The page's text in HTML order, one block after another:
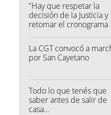
"Hay que respetar la
decisión de la Justicia y
retomar el cronograma
La CGT convocó a
por San Cayetano
Todo lo que tenés que
saber antes de salir de
casa...